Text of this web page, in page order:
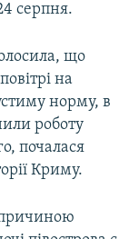
серпня.
що
на
норму, в
роботу
почалася
Криму.